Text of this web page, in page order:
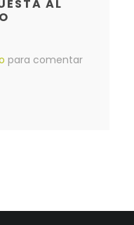
AL
para comentar